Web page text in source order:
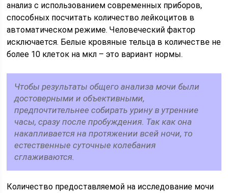
анализ с использованием современных приборов,
способных посчитать количество лейкоцитов в
автоматическом режиме. Человеческий фактор
исключается. Белые кровяные тельца в количестве не
более 10 клеток на мкл – это вариант нормы.
Чтобы результаты общего анализа мочи были
достоверными и объективными,
предпочтительнее собирать урину в утренние
часы, сразу после пробуждения. Так как она
накапливается на протяжении всей ночи, то
естественные суточные колебания
сглаживаются.
Количество предоставляемой на исследование мочи